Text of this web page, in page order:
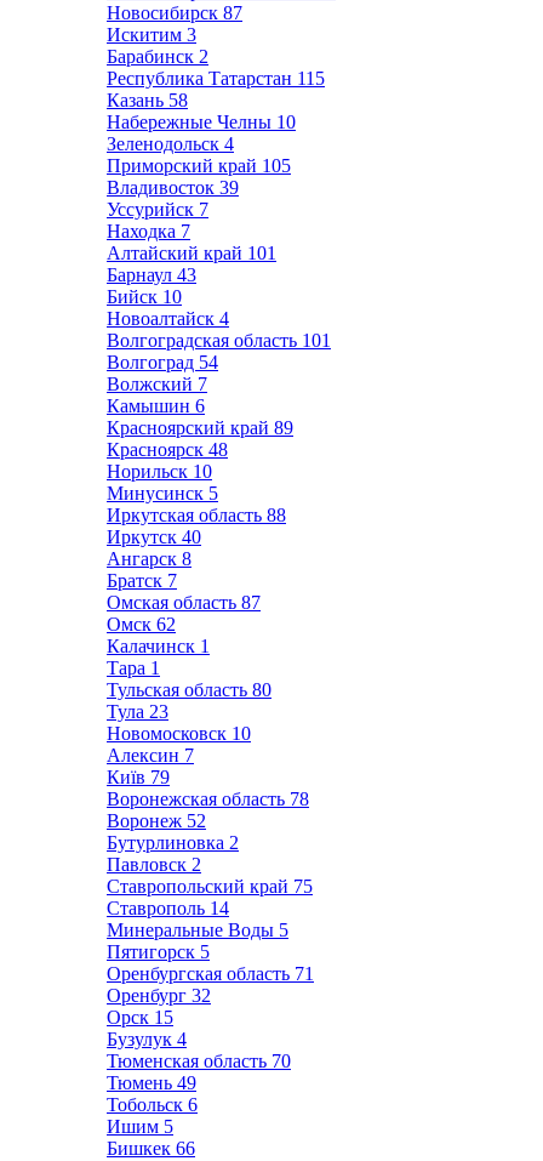
Новосибирск 87
Искитим 3
Барабинск 2
Республика Татарстан 115
Казань 58
Набережные Челны 10
Зеленодольск 4
Приморский край 105
Владивосток 39
Уссурийск 7
Находка 7
Алтайский край 101
Барнаул 43
Бийск 10
Новоалтайск 4
Волгоградская область 101
Волгоград 54
Волжский 7
Камышин 6
Красноярский край 89
Красноярск 48
Норильск 10
Минусинск 5
Иркутская область 88
Иркутск 40
Ангарск 8
Братск 7
Омская область 87
Омск 62
Калачинск 1
Тара 1
Тульская область 80
Тула 23
Новомосковск 10
Алексин 7
Київ 79
Воронежская область 78
Воронеж 52
Бутурлиновка 2
Павловск 2
Ставропольский край 75
Ставрополь 14
Минеральные Воды 5
Пятигорск 5
Оренбургская область 71
Оренбург 32
Орск 15
Бузулук 4
Тюменская область 70
Тюмень 49
Тобольск 6
Ишим 5
Бишкек 66